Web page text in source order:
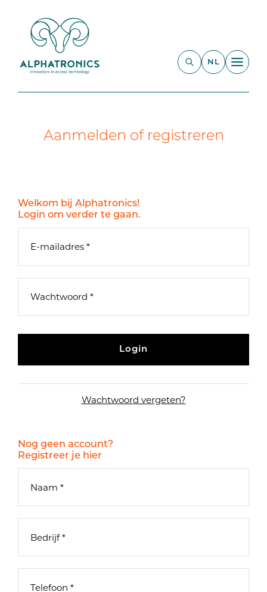
NL
Aanmelden of registreren
Welkom bij Alphatronics!
Login om verder te gaan.
Login
Wachtwoord vergeten?
Nog geen account?
Registreer je hier